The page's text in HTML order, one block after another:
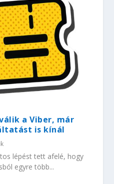
a Viber, már
is kínál
lépést tett afelé, hogy
egyre több...